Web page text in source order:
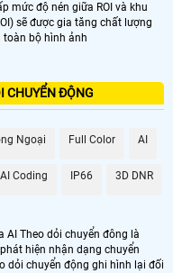
mức độ nén giữa ROI và khu
sẽ được gia tăng chất lượng
bộ hình ảnh
CHUYỂN ĐỘNG
Ngoại Full Color AI
AI Coding IP66 3D DNR
AI Theo dỏi chuyển đông là
hiện nhận dạng chuyển
dỏi chuyển động ghi hình lại đối